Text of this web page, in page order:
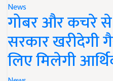
News
गोबर और कचरे से
सरकार खरीदेगी
लिए मिलेगी